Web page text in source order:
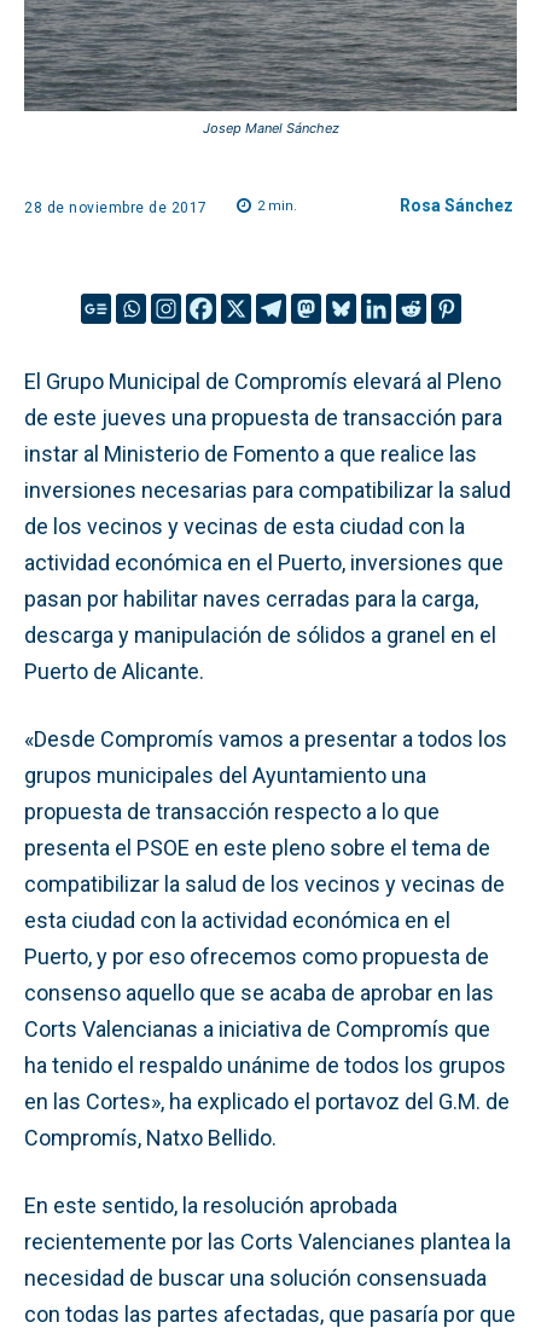
Josep Manel Sánchez
28 de noviembre de 2017 2min. Rosa Sánchez
El Grupo Municipal de Compromís elevará al Pleno
de este jueves una propuesta de transacción para
instar al Ministerio de Fomento a que realice las
inversiones necesarias para compatibilizar la salud
de los vecinos y vecinas de esta ciudad con la
actividad económica en el Puerto, inversiones que
pasan por habilitar naves cerradas para la carga,
descarga y manipulación de sólidos a granel en el
Puerto de Alicante.
«Desde Compromís vamos a presentar a todos los
grupos municipales del Ayuntamiento una
propuesta de transacción respecto a lo que
presenta el PSOE en este pleno sobre el tema de
compatibilizar la salud de los vecinos y vecinas de
esta ciudad con la actividad económica en el
Puerto, y por eso ofrecemos como propuesta de
consenso aquello que se acaba de aprobar en las
Corts Valencianas a iniciativa de Compromís que
ha tenido el respaldo unánime de todos los grupos
en las Cortes», ha explicado el portavoz del G.M. de
Compromís, Natxo Bellido.
En este sentido, la resolución aprobada
recientemente por las Corts Valencianes plantea la
necesidad de buscar una solución consensuada
con todas las partes afectadas, que pasaría por que